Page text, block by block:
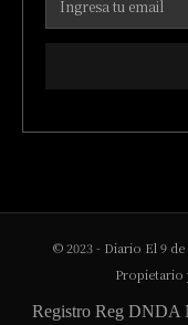
© 2023 - Diario El 9
Propietario
Registro Reg DNDA